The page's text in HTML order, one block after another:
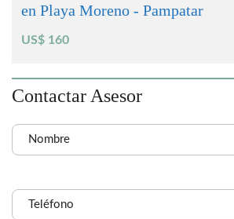
en Playa Moreno - Pampatar
US$ 160
Contactar Asesor